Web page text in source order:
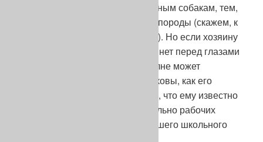
качествам к настоящим служебным собакам, тем,
что олицетворяют собой идеал породы (скажем, к
тем же карацупинским индусам). Но если хозяину
не с кем сравнить свою собаку, нет перед глазами
достойного примера, то он вполне может
поверить, будто все овчарки таковы, как его
собственная, и тогда сочтет все, что ему известно
из кино и книжек про действительно рабочих
собак, баснями для детей младшего школьного